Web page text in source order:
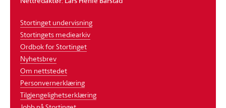
Stortinget undervisning
Stortingets mediearkiv
Ordbok for Stortinget
Nyhetsbrev
Om nettstedet
Personvernerklæring
Tilgjengelighetserklæring